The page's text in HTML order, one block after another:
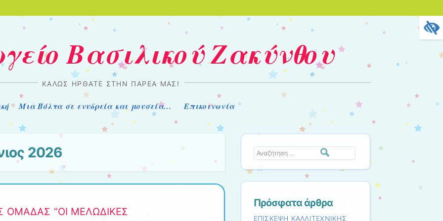
Βασιλικού Ζακύνθου
ΚΑΛΏΣ ΉΡΘΑΤΕ ΣΤΗΝ ΠΑΡΈΑ ΜΑΣ!
Μια Βόλτα σε ενυδρεία και μουσεία… Επικοινωνία
2026
ΟΜΑΔΑΣ “ΟΙ ΜΕΛΩΔΙΚΕΣ
Αναζήτηση
Πρόσφατα άρθρα
ΕΠΙΣΚΕΨΗ ΚΑΛΛΙΤΕΧΝΙΚΗΣ